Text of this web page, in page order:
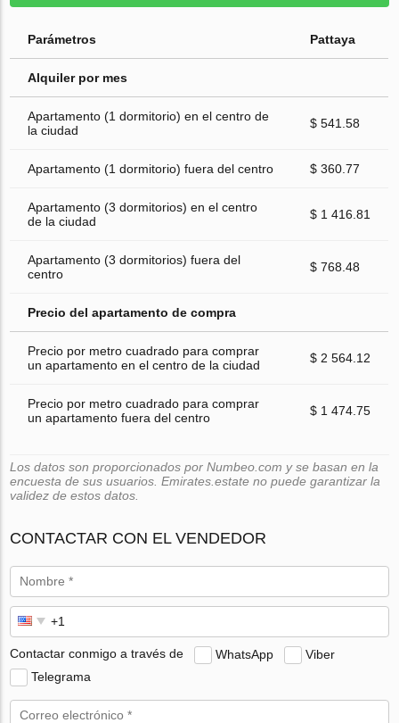
Parámetros Pattaya
Alquiler por mes
Apartamento (1 dormitorio) en el centro de
la ciudad
$ 541.58
Apartamento (1 dormitorio) fuera del centro $ 360.77
Apartamento (3 dormitorios) en el centro
de la ciudad
$ 1 416.81
Apartamento (3 dormitorios) fuera del
centro
$ 768.48
Precio del apartamento de compra
Precio por metro cuadrado para comprar
un apartamento en el centro de la ciudad
$ 2 564.12
Precio por metro cuadrado para comprar
un apartamento fuera del centro
$ 1 474.75
Los datos son proporcionados por Numbeo.com y se basan en la
encuesta de sus usuarios. Emirates.estate no puede garantizar la
validez de estos datos.
CONTACTAR CON EL VENDEDOR
Contactar conmigo a través de WhatsApp
Viber
Telegrama